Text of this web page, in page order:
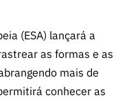
90 Segundos
de Ciência
Subscrever
Direct Mail
Recrutam
ento,
Aquisição
de
(ESA) lançará a
as formas e as
ngendo mais de
conhecer as